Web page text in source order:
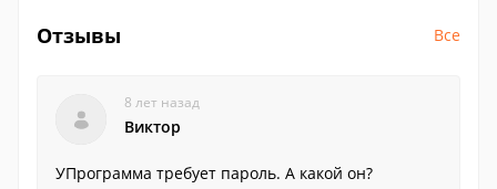
Отзывы Все
8 лет назад
Виктор
УПрограмма требует пароль. А какой он?